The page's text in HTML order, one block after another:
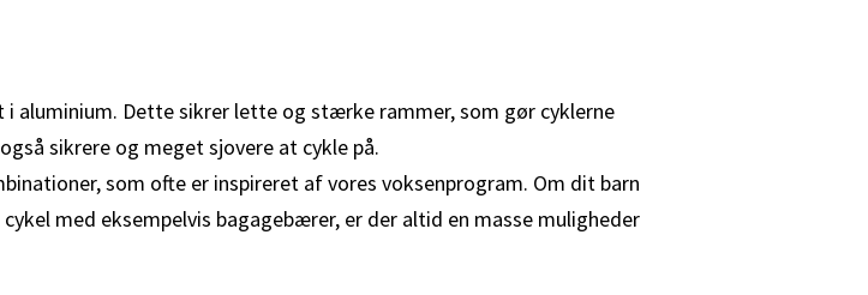
aluminium. Dette sikrer lette og stærke rammer, som gør cyklerne
sikrere og meget sjovere at cykle på.
som ofte er inspireret af vores voksenprogram. Om dit barn
med eksempelvis bagagebærer, er der altid en masse muligheder